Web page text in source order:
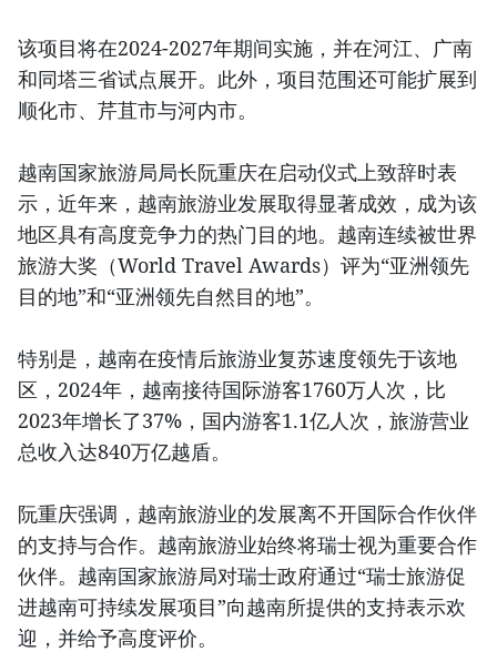
该项目将在2024-2027年期间实施，并在河江、广南
和同塔三省试点展开。此外，项目范围还可能扩展到
顺化市、芹苴市与河内市。
越南国家旅游局局长阮重庆在启动仪式上致辞时表
示，近年来，越南旅游业发展取得显著成效，成为该
地区具有高度竞争力的热门目的地。越南连续被世界
旅游大奖（World Travel Awards）评为“亚洲领先
目的地”和“亚洲领先自然目的地”。
特别是，越南在疫情后旅游业复苏速度领先于该地
区，2024年，越南接待国际游客1760万人次，比
2023年增长了37%，国内游客1.1亿人次，旅游营业
总收入达840万亿越盾。
阮重庆强调，越南旅游业的发展离不开国际合作伙伴
的支持与合作。越南旅游业始终将瑞士视为重要合作
伙伴。越南国家旅游局对瑞士政府通过“瑞士旅游促
进越南可持续发展项目”向越南所提供的支持表示欢
迎，并给予高度评价。